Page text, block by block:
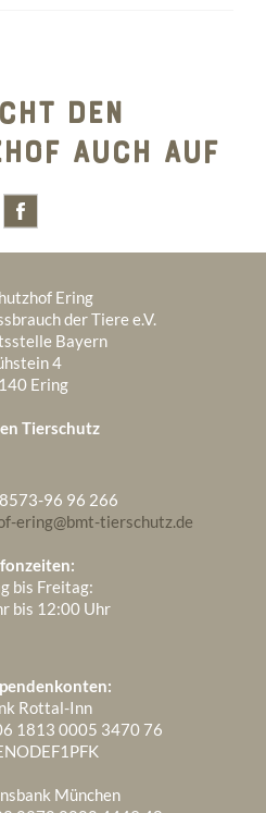
DEN
AUCH AUF
Ering
der Tiere e.V.
Bayern
4
Ering
Tierschutz
96 96 266
ering@bmt-tierschutz.de
bis Freitag:
bis 12:00 Uhr
Rottal-Inn
1813 0005 3470 76
München